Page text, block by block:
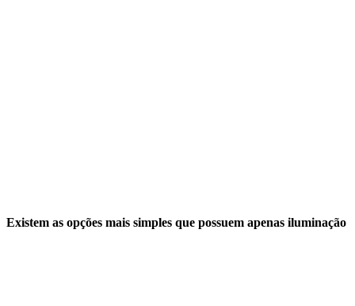
Existem as opções mais simples que possuem apenas iluminação